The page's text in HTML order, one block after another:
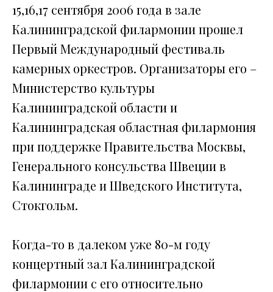
15,16,17 сентября 2006 года в зале
Калининградской филармонии прошел
Первый Международный фестиваль
камерных оркестров. Организаторы его –
Министерство культуры
Калининградской области и
Калининградская областная филармония
при поддержке Правительства Москвы,
Генерального консульства Швеции в
Калининграде и Шведского Института,
Стокгольм.
Когда-то в далеком уже 80-м году
концертный зал Калининградской
филармонии с его относительно